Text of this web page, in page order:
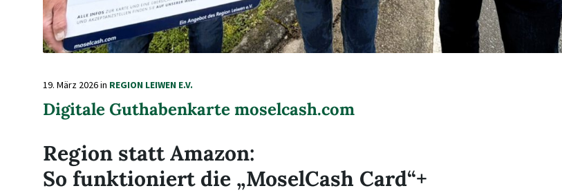
19. März 2026in REGION LEIWEN E.V.
Digitale Guthabenkarte moselcash.com
Region statt Amazon:
So funktioniert die „MoselCash Card“+